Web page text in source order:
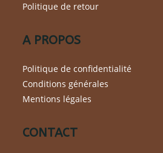
Politique de retour
A PROPOS
Politique de confidentialité
Conditions générales
Mentions légales
CONTACT